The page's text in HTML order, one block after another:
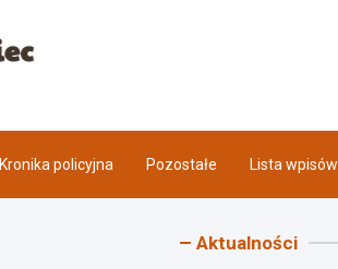
Kronika policyjna Pozostałe Lista wpisów
Aktualności